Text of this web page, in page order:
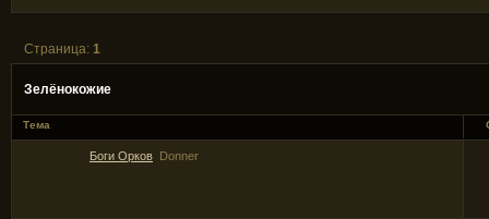
Зелёнокожие
Страница:1
Тема
Боги Орков Donner